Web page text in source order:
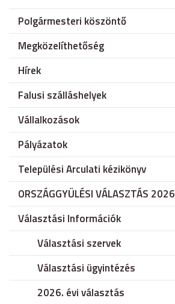
Polgármesteri köszöntő
Megközelíthetőség
Hírek
Falusi szálláshelyek
Vállalkozások
Pályázatok
Települési Arculati kézikönyv
ORSZÁGGYÜLÉSI VÁLASZTÁS 2026
Választási Információk
Választási szervek
Választási ügyintézés
2026. évi választás